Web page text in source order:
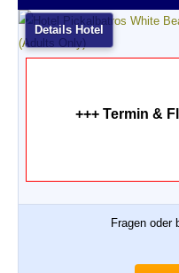
Details Hotel
+++ Termin &
Fragen oder